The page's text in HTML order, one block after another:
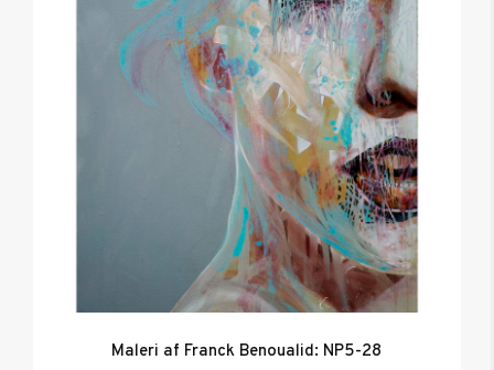
Maleri af Franck Benoualid: NP5-28